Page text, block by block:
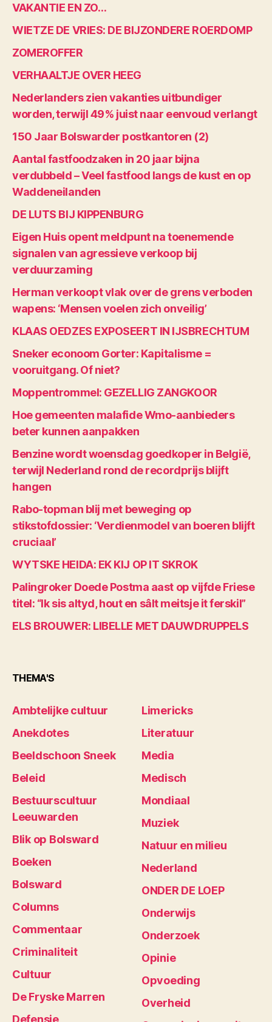
VAKANTIE EN ZO…
WIETZE DE VRIES: DE BIJZONDERE ROERDOMP
ZOMEROFFER
VERHAALTJE OVER HEEG
Nederlanders zien vakanties uitbundiger
worden, terwijl 49% juist naar eenvoud verlangt
150 Jaar Bolswarder postkantoren (2)
Aantal fastfoodzaken in 20 jaar bijna
verdubbeld – Veel fastfood langs de kust en op
Waddeneilanden
DE LUTS BIJ KIPPENBURG
Eigen Huis opent meldpunt na toenemende
signalen van agressieve verkoop bij
verduurzaming
Herman verkoopt vlak over de grens verboden
wapens: ‘Mensen voelen zich onveilig’
KLAAS OEDZES EXPOSEERT IN IJSBRECHTUM
Sneker econoom Gorter: Kapitalisme =
vooruitgang. Of niet?
Moppentrommel: GEZELLIG ZANGKOOR
Hoe gemeenten malafide Wmo-aanbieders
beter kunnen aanpakken
Benzine wordt woensdag goedkoper in België,
terwijl Nederland rond de recordprijs blijft
hangen
Rabo-topman blij met beweging op
stikstofdossier: ‘Verdienmodel van boeren blijft
cruciaal’
WYTSKE HEIDA: EK KIJ OP IT SKROK
Palingroker Doede Postma aast op vijfde Friese
titel: “Ik sis altyd, hout en sâlt meitsje it ferskil”
ELS BROUWER: LIBELLE MET DAUWDRUPPELS
THEMA'S
Ambtelijke cultuur
Anekdotes
Beeldschoon Sneek
Beleid
Bestuurscultuur
Leeuwarden
Blik op Bolsward
Boeken
Bolsward
Columns
Commentaar
Criminaliteit
Cultuur
De Fryske Marren
Defensie
Limericks
Literatuur
Media
Medisch
Mondiaal
Muziek
Natuur en milieu
Nederland
ONDER DE LOEP
Onderwijs
Onderzoek
Opinie
Opvoeding
Overheid